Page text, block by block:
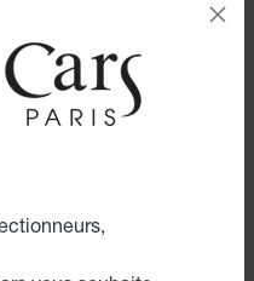
Suivant